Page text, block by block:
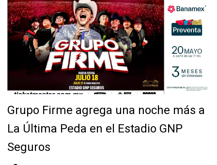
Grupo Firme agrega una noche más a
La Última Peda en el Estadio GNP
Seguros